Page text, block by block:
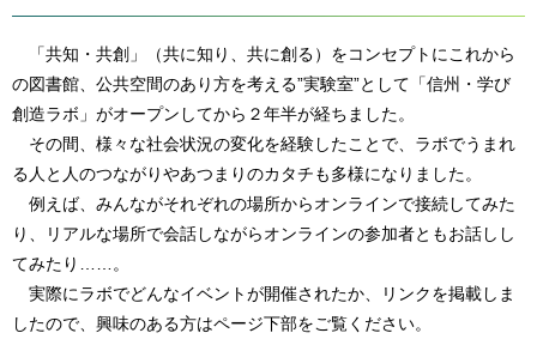
「共知・共創」（共に知り、共に創る）をコンセプトにこれから
の図書館、公共空間のあり方を考える”実験室”として「信州・学び
創造ラボ」がオープンしてから２年半が経ちました。
その間、様々な社会状況の変化を経験したことで、ラボでうまれ
る人と人のつながりやあつまりのカタチも多様になりました。
例えば、みんながそれぞれの場所からオンラインで接続してみた
り、リアルな場所で会話しながらオンラインの参加者ともお話しし
てみたり……。
実際にラボでどんなイベントが開催されたか、リンクを掲載しま
したので、興味のある方はページ下部をご覧ください。